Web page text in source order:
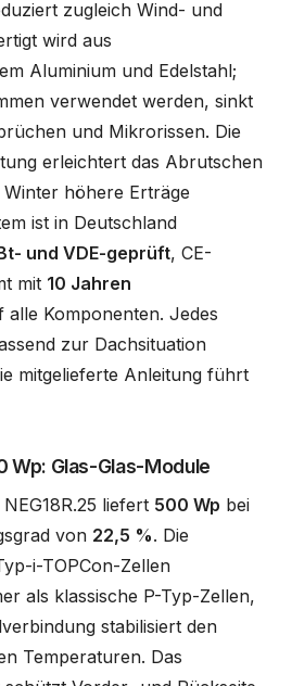
zugleich Wind- und
wird aus
Aluminium und Edelstahl;
verwendet werden, sinkt
und Mikrorissen. Die
erleichtert das Abrutschen
höhere Erträge
ist in Deutschland
und VDE-geprüft, CE-
mit 10 Jahren
alle Komponenten. Jedes
zur Dachsituation
mitgelieferte Anleitung führt
Wp: Glas-Glas-Module
liefert 500 Wp bei
von 22,5 %. Die
i-TOPCon-Zellen
als klassische P-Typ-Zellen,
stabilisiert den
Temperaturen. Das